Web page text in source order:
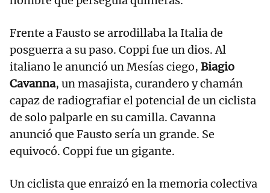
Frente a Fausto se arrodillaba la Italia de
posguerra a su paso. Coppi fue un dios. Al
italiano le anunció un Mesías ciego, Biagio
Cavanna, un masajista, curandero y chamán
capaz de radiografiar el potencial de un ciclista
de solo palparle en su camilla. Cavanna
anunció que Fausto sería un grande. Se
equivocó. Coppi fue un gigante.
Un ciclista que enraizó en la memoria colectiva